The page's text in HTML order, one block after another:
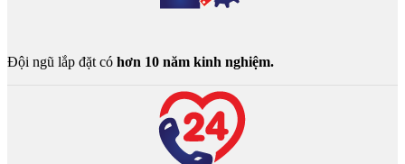
Đội ngũ lắp đặt có hơn 10 năm kinh nghiệm.